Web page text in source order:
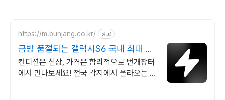
https://m.bunjang.co.kr/ 광고
금방 품절되는 갤럭시S6 국내 최대 브
랜드 중고거래
컨디션은 신상, 가격은 합리적으로 번개장터
에서 만나보세요! 전국 각지에서 올라오는 전